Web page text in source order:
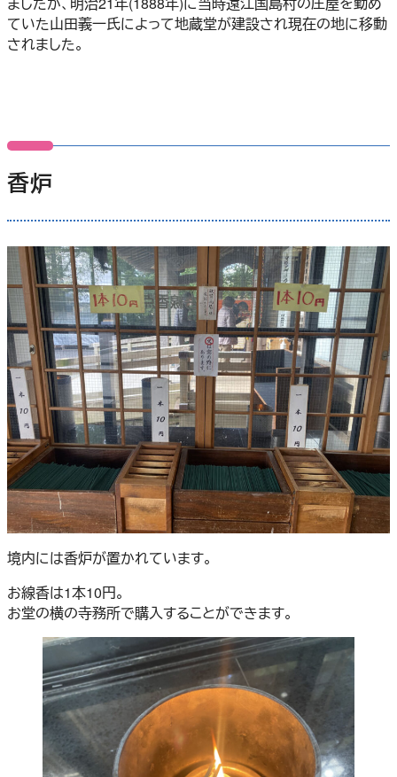
ていた山田義一氏によって地蔵堂が建設され現在の地に移動
されました。
香炉
境内には香炉が置かれています。
お線香は1本10円。
お堂の横の寺務所で購入することができます。